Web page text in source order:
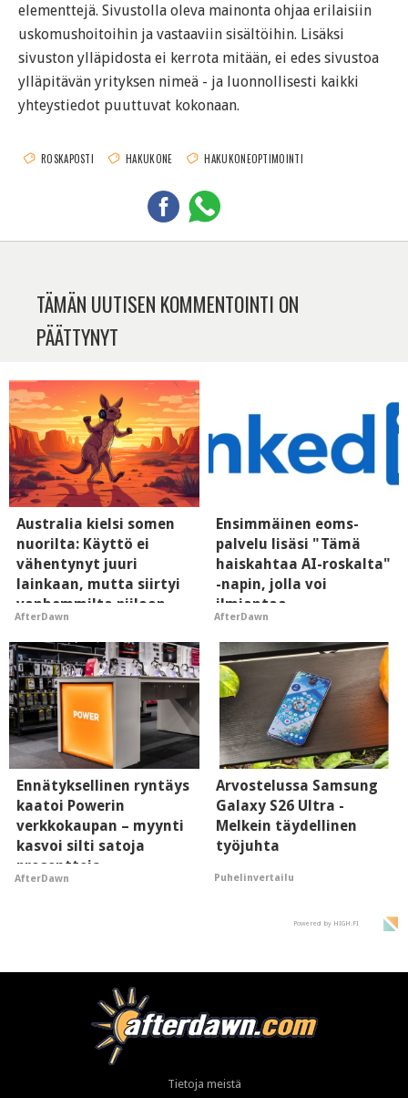
elementtejä. Sivustolla oleva mainonta ohjaa erilaisiin
uskomushoitoihin ja vastaaviin sisältöihin. Lisäksi
sivuston ylläpidosta ei kerrota mitään, ei edes sivustoa
ylläpitävän yrityksen nimeä - ja luonnollisesti kaikki
yhteystiedot puuttuvat kokonaan.
ROSKAPOSTI HAKUKONE HAKUKONEOPTIMOINTI
TÄMÄN UUTISEN KOMMENTOINTI ON
PÄÄTTYNYT
Australia kielsi somen
nuorilta: Käyttö ei
vähentynyt juuri
lainkaan, mutta siirtyi
vanhemmilta piiloon
AfterDawn
Ensimmäinen eoms-
palvelu lisäsi "Tämä
haiskahtaa AI-roskalta"
-napin, jolla voi
ilmiantaa
tekoälytauhkan
AfterDawn
Ennätyksellinen ryntäys
kaatoi Powerin
verkkokaupan – myynti
kasvoi silti satoja
prosentteja
AfterDawn
Arvostelussa Samsung
Galaxy S26 Ultra -
Melkein täydellinen
työjuhta
Puhelinvertailu
Powered by HIGH.FI
Tietoja meistä